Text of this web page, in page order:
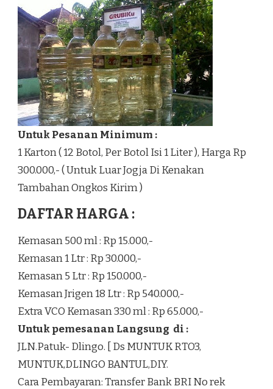
Untuk Pesanan Minimum :
1 Karton ( 12 Botol, Per Botol Isi 1 Liter ), Harga Rp
300.000,- ( Untuk Luar Jogja Di Kenakan
Tambahan Ongkos Kirim )
DAFTAR HARGA :
Kemasan 500 ml : Rp 15.000,-
Kemasan 1 Ltr : Rp 30.000,-
Kemasan 5 Ltr : Rp 150.000,-
Kemasan Jrigen 18 Ltr : Rp 540.000,-
Extra VCO Kemasan 330 ml : Rp 65.000,-
Untuk pemesanan Langsung di :
JLN.Patuk- Dlingo. [ Ds MUNTUK RTO3,
MUNTUK,DLINGO BANTUL,DIY.
Cara Pembayaran: Transfer Bank BRI No rek